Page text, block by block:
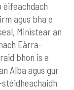
èifeachdach
agus bha e
Ministear an
Eàrra-
bhon is e
Alba agus gur